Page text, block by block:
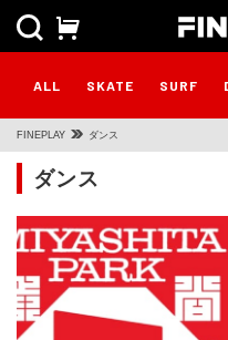
ALL SKATE SURF
FINEPLAY ダンス
ダンス